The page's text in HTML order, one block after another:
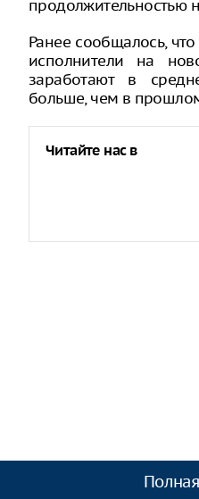
продолжительностью
Ранее сообщалось,
исполнители на
заработают в
больше, чем в
Читайте нас в